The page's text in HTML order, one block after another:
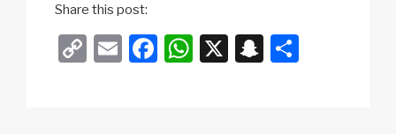
Share this post:
C
E
F
W X
S